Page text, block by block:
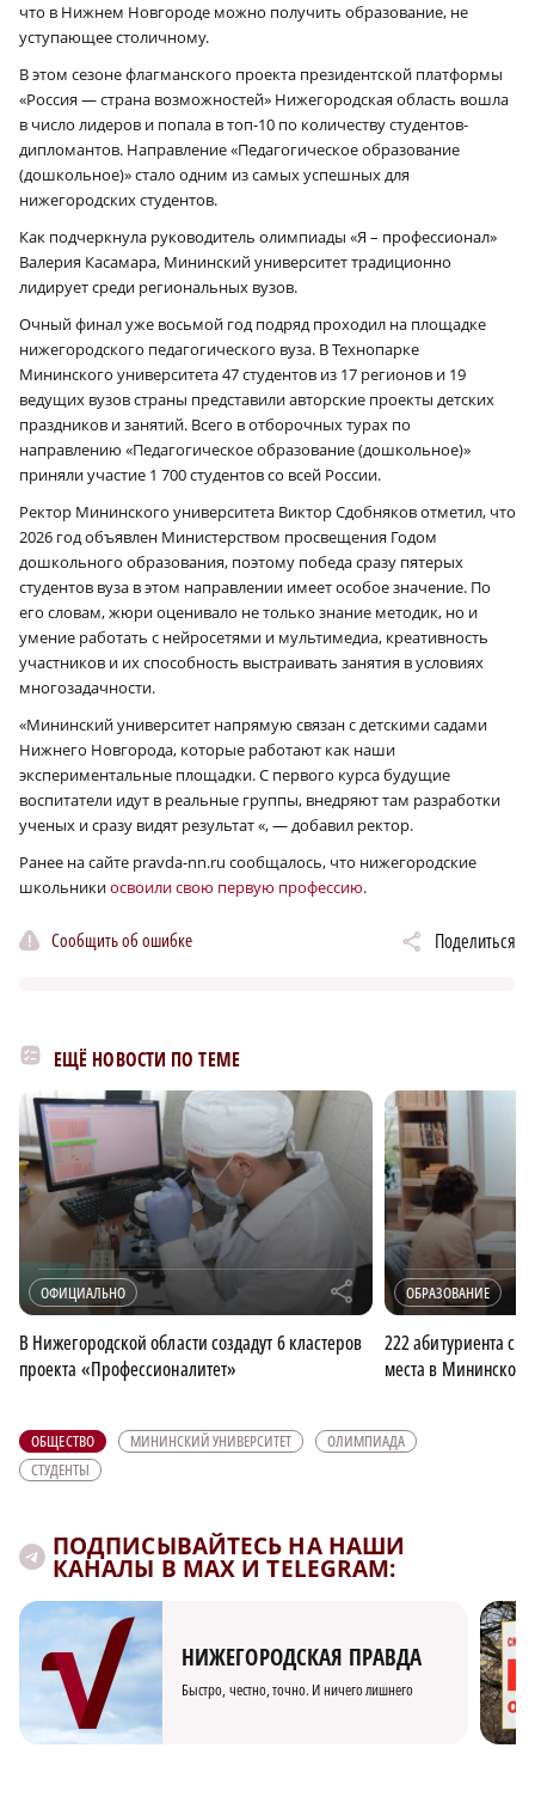
что в Нижнем Новгороде можно получить образование, не
уступающее столичному.
В этом сезоне флагманского проекта президентской платформы
«Россия — страна возможностей» Нижегородская область вошла
в число лидеров и попала в топ-10 по количеству студентов-
дипломантов. Направление «Педагогическое образование
(дошкольное)» стало одним из самых успешных для
нижегородских студентов.
Как подчеркнула руководитель олимпиады «Я – профессионал»
Валерия Касамара, Мининский университет традиционно
лидирует среди региональных вузов.
Очный финал уже восьмой год подряд проходил на площадке
нижегородского педагогического вуза. В Технопарке
Мининского университета 47 студентов из 17 регионов и 19
ведущих вузов страны представили авторские проекты детских
праздников и занятий. Всего в отборочных турах по
направлению «Педагогическое образование (дошкольное)»
приняли участие 1 700 студентов со всей России.
Ректор Мининского университета Виктор Сдобняков отметил, что
2026 год объявлен Министерством просвещения Годом
дошкольного образования, поэтому победа сразу пятерых
студентов вуза в этом направлении имеет особое значение. По
его словам, жюри оценивало не только знание методик, но и
умение работать с нейросетями и мультимедиа, креативность
участников и их способность выстраивать занятия в условиях
многозадачности.
«Мининский университет напрямую связан с детскими садами
Нижнего Новгорода, которые работают как наши
экспериментальные площадки. С первого курса будущие
воспитатели идут в реальные группы, внедряют там разработки
ученых и сразу видят результат «, — добавил ректор.
Ранее на сайте pravda-nn.ru сообщалось, что нижегородские
школьникиосвоили свою первую профессию.
Сообщить об ошибке Поделиться
ЕЩЁ НОВОСТИ ПО ТЕМЕ
ОФИЦИАЛЬНО r
В Нижегородской области создадут 6 кластеров
проекта «Профессионалитет»
ОБРАЗОВАНИЕ
222 абитуриента
места в Мининском
ОБЩЕСТВО МИНИНСКИЙ УНИВЕРСИТЕТ
ОЛИМПИАДА
СТУДЕНТЫ
ПОДПИСЫВАЙТЕСЬ НА НАШИ
КАНАЛЫ В MAX И TELEGRAM:
НИЖЕГОРОДСКАЯ ПРАВДА
Быстро, честно, точно. И ничего лишнего
×